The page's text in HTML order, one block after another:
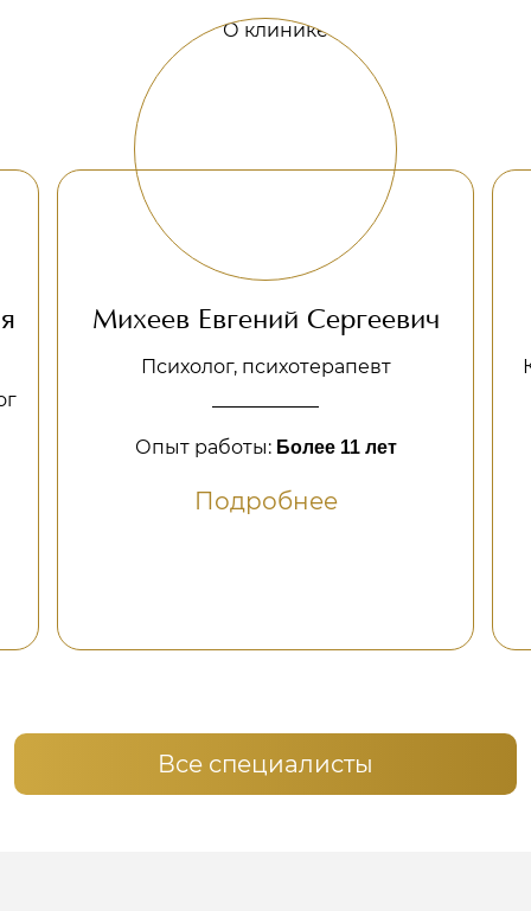
Сергеевич
психотерапевт
Более 11 лет
Жаров Алексей
Клинический
Все специалисты